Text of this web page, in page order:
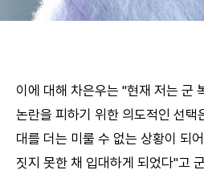
이에 대해 차은우는 "현재 저는 군
논란을 피하기 위한 의도적인 선택
대를 더는 미룰 수 없는 상황이 되
짓지 못한 채 입대하게 되었다"고